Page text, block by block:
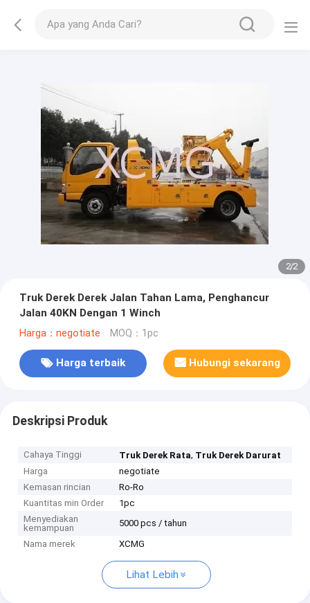
2/2
Truk Derek Derek Jalan Tahan Lama, Penghancur
Jalan 40KN Dengan 1 Winch
Harga：negotiate MOQ：1pc
Harga terbaik Hubungi sekarang
Deskripsi Produk
Cahaya Tinggi Truk Derek Rata, Truk Derek Darurat
Harga
negotiate
Kemasan rincian
Ro-Ro
Kuantitas min Order
1pc
Menyediakan
kemampuan
5000 pcs / tahun
Nama merek
XCMG
Lihat Lebih